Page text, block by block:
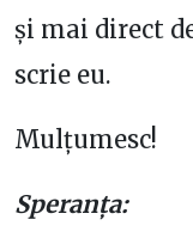
și mai direct
scrie eu.
Mulțumesc!
Speranța: